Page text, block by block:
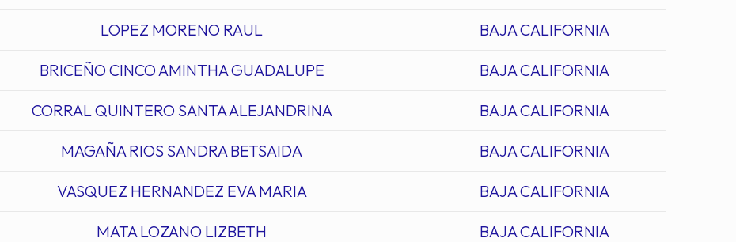
LOPEZ MORENO RAUL BAJA CALIFORNIA
BRICEÑO CINCO AMINTHA GUADALUPE BAJA CALIFORNIA
CORRAL QUINTERO SANTA ALEJANDRINA BAJA CALIFORNIA
MAGAÑA RIOS SANDRA BETSAIDA BAJA CALIFORNIA
VASQUEZ HERNANDEZ EVA MARIA BAJA CALIFORNIA
MATA LOZANO LIZBETH BAJA CALIFORNIA